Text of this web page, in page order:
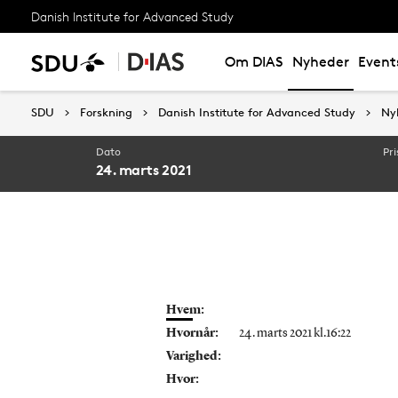
Danish Institute for Advanced Study
Om DIAS Nyheder
SDU Forskning Danish Institute for Advanced Study
Dato
24. marts 2021
SDU Forskning Danish Institute for Advanced Study
Hvem:
Hvornår:
24. marts 2021 kl.16:22
Varighed:
Hvor: